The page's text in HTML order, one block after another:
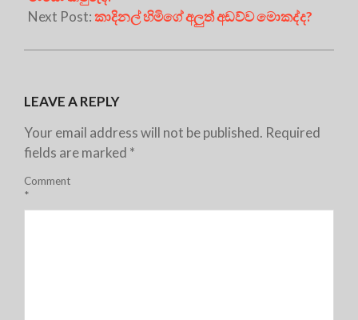
Next Post:කාදිනල් හිමිගේ අලුත් අඩව්ව මොකද්ද?
LEAVE A REPLY
Your email address will not be published. Required
fields are marked *
Comment
*